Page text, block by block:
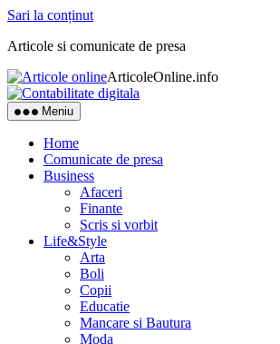
Sari la conținut
Articole si comunicate de presa
ArticoleOnline.info
Meniu
Home
Comunicate de presa
Business
Afaceri
Finante
Scris si vorbit
Life&Style
Arta
Boli
Copii
Educatie
Mancare si Bautura
Moda